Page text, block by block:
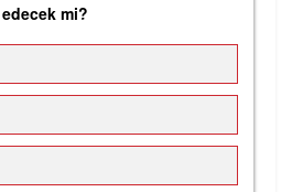
edecek mi?